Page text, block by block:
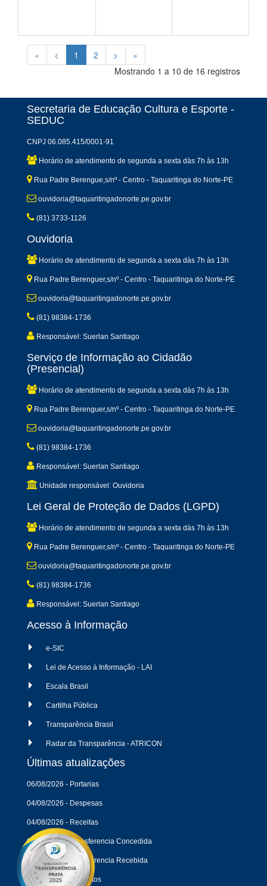
« < 1 2 >
»
Mostrando 1 a 10 de 16 registros
Secretaria de Educação Cultura e Esporte -
SEDUC
CNPJ 06.085.415/0001-91
Horário de atendimento de segunda a sexta dàs 7h às 13h
Rua Padre Berengue,s/nº - Centro - Taquaritinga do Norte-PE
ouvidoria@taquaritingadonorte.pe.gov.br
(81) 3733-1126
Ouvidoria
Horário de atendimento de segunda a sexta dàs 7h às 13h
Rua Padre Berenguer,s/nº - Centro - Taquaritinga do Norte-PE
ouvidoria@taquaritingadonorte.pe.gov.br
(81) 98384-1736
Responsável: Suerlan Santiago
Serviço de Informação ao Cidadão
(Presencial)
Horário de atendimento de segunda a sexta dàs 7h às 13h
Rua Padre Berenguer,s/nº - Centro - Taquaritinga do Norte-PE
ouvidoria@taquaritingadonorte.pe.gov.br
(81) 98384-1736
Responsável: Suerlan Santiago
Unidade responsável: Ouvidoria
Lei Geral de Proteção de Dados (LGPD)
Horário de atendimento de segunda a sexta dàs 7h às 13h
Rua Padre Berenguer,s/nº - Centro - Taquaritinga do Norte-PE
ouvidoria@taquaritingadonorte.pe.gov.br
(81) 98384-1736
Responsável: Suerlan Santiago
Acesso à Informação
e-SIC
Lei de Acesso à Informação - LAI
Escala Brasil
Cartilha Pública
Transparência Brasil
Radar da Transparência - ATRICON
Últimas atualizações
06/08/2026 - Portarias
04/08/2026 - Despesas
04/08/2026 - Receitas
04/08/2026 - Transferencia Concedida
04/08/2026 - Transferencia Recebida
27/07/2026 - Contratos